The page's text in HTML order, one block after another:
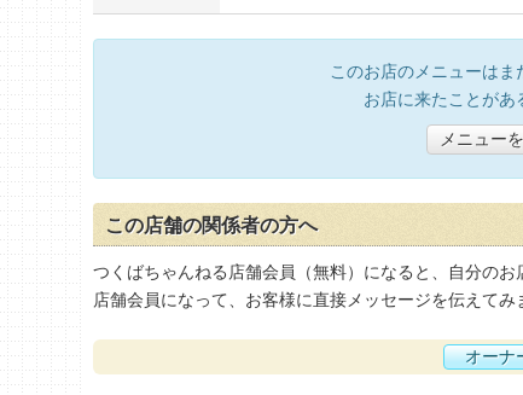
このお店のメニューはま
お店に来たことがあ
メニュー
この店舗の関係者の方へ
つくばちゃんねる店舗会員（無料）になると、自分のお
店舗会員になって、お客様に直接メッセージを伝えてみ
オーナ